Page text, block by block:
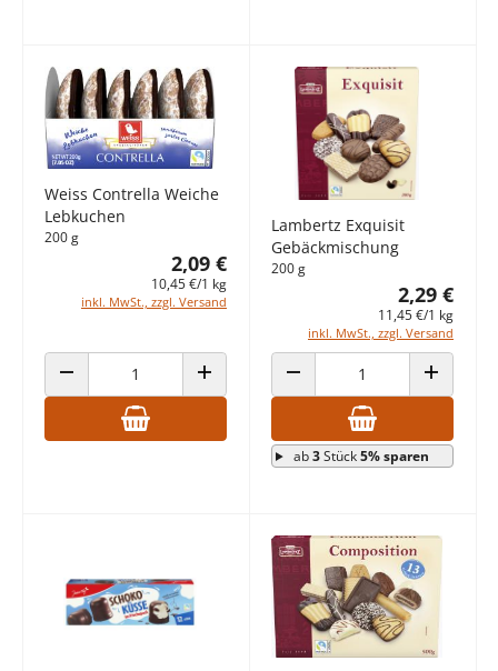
Weiss Contrella Weiche
Lebkuchen
200 g
2,09 €
10,45 €/1 kg
inkl. MwSt., zzgl. Versand
ANZAHL VERRINGERN ANZAHL ERHÖHEN
Lambertz Exquisit
Gebäckmischung
200 g
2,29 €
11,45 €/1 kg
inkl. MwSt., zzgl. Versand
ANZAHL VERRINGERN ANZAHL
ab3Stück5% sparen